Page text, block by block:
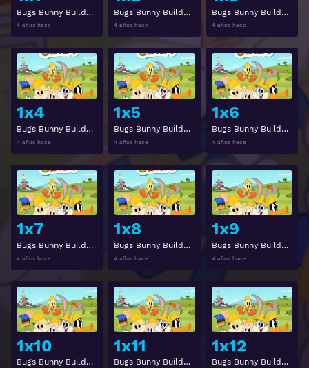
Bugs Bunny Builders Temporada 1 Capitulo 1
4 años hace
Bugs Bunny Builders Temporada 1 Capitulo 2
4 años hace
Bugs Bunny Builders Temporada 1 Capitulo 3
4 años hace
1x4
Bugs Bunny Builders Temporada 1 Capitulo 4
4 años hace
Ver
1x5
Bugs Bunny Builders Temporada 1 Capitulo 5
4 años hace
Ver
1x6
Bugs Bunny Builders Temporada 1 Capitulo 6
4 años hace
1x7
Bugs Bunny Builders Temporada 1 Capitulo 7
4 años hace
Ver
1x8
Bugs Bunny Builders Temporada 1 Capitulo 8
4 años hace
Ver
1x9
Bugs Bunny Builders Temporada 1 Capitulo 9
4 años hace
1x10
Bugs Bunny Builders Temporada 1 Capitulo 10
Ver
1x11
Bugs Bunny Builders Temporada 1 Capitulo 11
Ver
1x12
Bugs Bunny Builders Temporada 1 Capitulo 12